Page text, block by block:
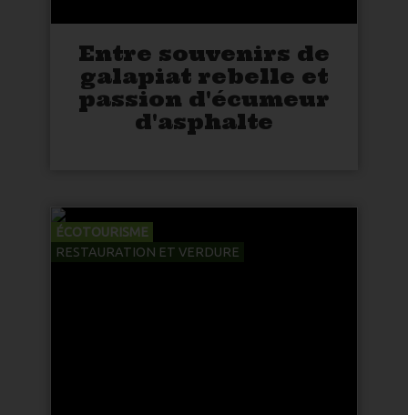
Entre souvenirs de
galapiat rebelle et
passion d'écumeur
d'asphalte
ÉCOTOURISME
RESTAURATION ET VERDURE